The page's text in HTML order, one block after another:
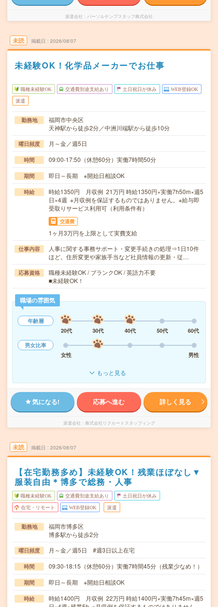
派遣会社 パーソルテンプスタッフ株式会社
未読 掲載日 2026/08/07
未経験OK！化学品メーカーでお仕事
職種未経験OK 交通費別途支給あり 土日祝日が休み WEB登録OK
派遣
勤務地
福岡市中央区
天神駅から徒歩2分／中洲川端駅から徒歩10分
曜日頻度 月～金／週5日
時間 09:00-17:50（休憩60分）実働7時間50分
期間 即日～長期 ※開始日相談OK
時給
時給1350円 月収例 21万円 時給1350円×実働7h50m×週5
日×4週 ※月収例を保証するものではありません。※給与即
受取りサービス利用可（利用条件有）
交通費
1ヶ月3万円を上限として実費支給
仕事内容
人事に関する事務サポート・変更手続きの処理⇒1日10件
ほど。住所変更や家族手当など社員情報の更新・従…
応募資格
職種未経験OK / ブランクOK / 英語力不要
■未経験OK！
職場の雰囲気
年齢層
20代
30代 40代 50代
60代
男女比率
女性
男性
もっと見る
気になる! 応募へ進む 詳しく見る
派遣会社 株式会社リクルートスタッフィング
未読 掲載日 2026/08/07
【在宅勤務多め】未経験OK！残業ほぼなし▼
服装自由＊博多で総務・人事
職種未経験OK 交通費別途支給あり 土日祝日が休み
在宅・リモート WEB登録OK 派遣
勤務地
福岡市博多区
博多駅から徒歩2分
曜日頻度 月～金／週5日 #週3日以上在宅
時間 09:30-18:15（休憩60分）実働7時間45分（残業少なめ！）
期間 即日～長期 ※開始日相談OK
時給
時給1400円 月収例 22万円 時給1400円×実働7h45m×週5